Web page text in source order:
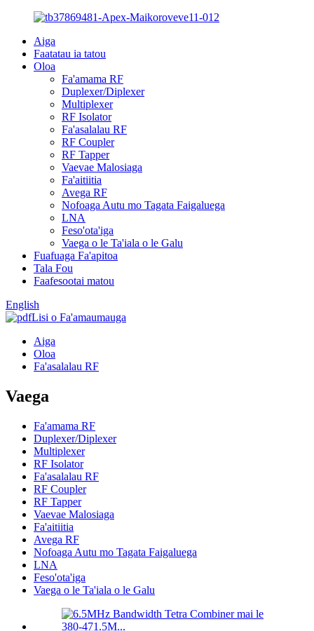
Aiga
Faatatau ia tatou
Oloa
Fa'amama RF
Duplexer/Diplexer
Multiplexer
RF Isolator
Fa'asalalau RF
RF Coupler
RF Tapper
Vaevae Malosiaga
Fa'aitiitia
Avega RF
Nofoaga Autu mo Tagata Faigaluega
LNA
Feso'ota'iga
Vaega o le Ta'iala o le Galu
Fuafuaga Fa'apitoa
Tala Fou
Faafesootai matou
English
Lisi o Fa'amaumauga
Aiga
Oloa
Fa'asalalau RF
Vaega
Fa'amama RF
Duplexer/Diplexer
Multiplexer
RF Isolator
Fa'asalalau RF
RF Coupler
RF Tapper
Vaevae Malosiaga
Fa'aitiitia
Avega RF
Nofoaga Autu mo Tagata Faigaluega
LNA
Feso'ota'iga
Vaega o le Ta'iala o le Galu